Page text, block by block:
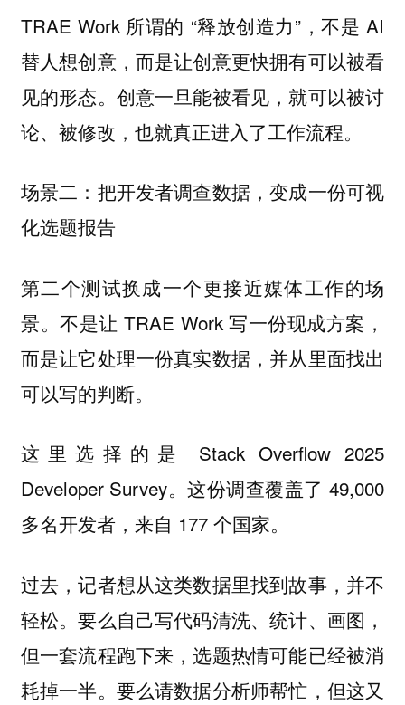
TRAE Work 所谓的 “释放创造力”，不是 AI
替人想创意，而是让创意更快拥有可以被看
见的形态。创意一旦能被看见，就可以被讨
论、被修改，也就真正进入了工作流程。
场景二：把开发者调查数据，变成一份可视
化选题报告
第二个测试换成一个更接近媒体工作的场
景。不是让 TRAE Work 写一份现成方案，
而是让它处理一份真实数据，并从里面找出
可以写的判断。
这里选择的是 Stack Overflow 2025
Developer Survey。这份调查覆盖了 49,000
多名开发者，来自 177 个国家。
过去，记者想从这类数据里找到故事，并不
轻松。要么自己写代码清洗、统计、画图，
但一套流程跑下来，选题热情可能已经被消
耗掉一半。要么请数据分析师帮忙，但这又